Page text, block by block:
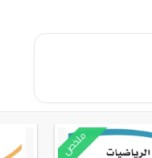
ملخص